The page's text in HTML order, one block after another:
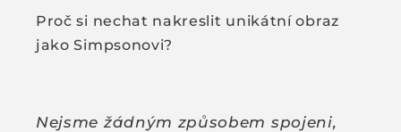
Proč si nechat nakreslit unikátní obraz
jako Simpsonovi?
Nejsme žádným způsobem spojeni,